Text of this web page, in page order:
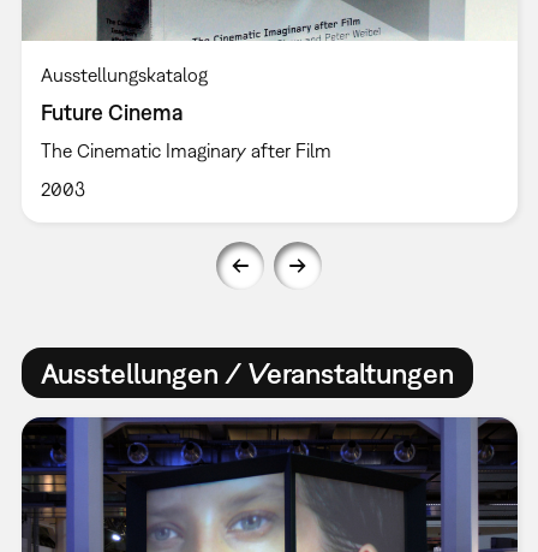
Ausstellungskatalog
Future Cinema
The Cinematic Imaginary after Film
2003
Ausstellungen / Veranstaltungen